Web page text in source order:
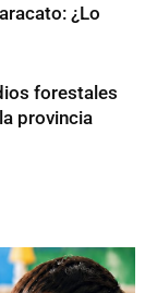
¿Lo
forestales
provincia